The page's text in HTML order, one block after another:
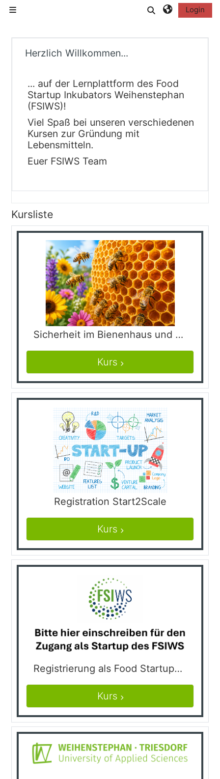
Zum Hauptinhalt
Login
Herzlich Willkommen...
... auf der Lernplattform des Food
Startup Inkubators Weihenstephan
(FSIWS)!
Viel Spaß bei unseren verschiedenen
Kursen zur Gründung mit
Lebensmitteln.
Euer FSIWS Team
Kursliste
Sicherheit im Bienenhaus und bei der Honigverarbeitung
Kurs
Registration Start2Scale
Kurs
Registrierung als Food Startups FSIWS
Kurs